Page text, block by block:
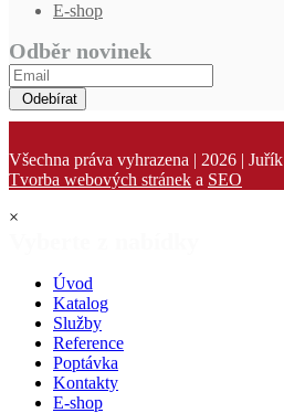
E-shop
Odběr novinek
Odebírat
Všechna práva vyhrazena | 2026 | Juřík
Tvorba webových stránek a SEO
×
Úvod
Katalog
Služby
Reference
Poptávka
Kontakty
E-shop